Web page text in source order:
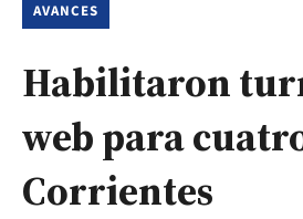
AVANCES
Habilitaron
web para
Corrientes